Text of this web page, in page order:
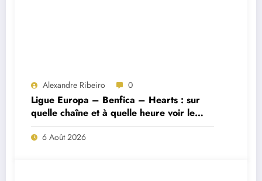
Alexandre Ribeiro 0
Ligue Europa – Benfica – Hearts : sur
quelle chaîne et à quelle heure voir le
match ?
6 Août 2026